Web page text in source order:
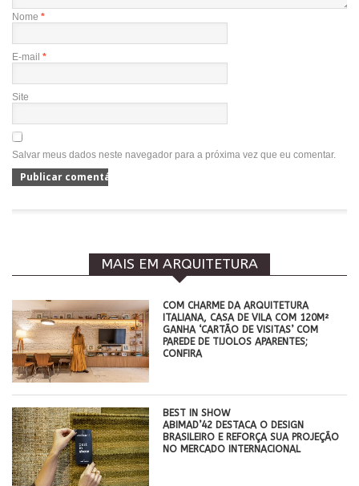
Nome *
E-mail *
Site
Salvar meus dados neste navegador para a próxima vez que eu comentar.
MAIS EM ARQUITETURA
COM CHARME DA ARQUITETURA
ITALIANA, CASA DE VILA COM 120M²
GANHA ‘CARTÃO DE VISITAS’ COM
PAREDE DE TIJOLOS APARENTES;
CONFIRA
BEST IN SHOW
ABIMAD’42 DESTACA O DESIGN
BRASILEIRO E REFORÇA SUA PROJEÇÃO
NO MERCADO INTERNACIONAL